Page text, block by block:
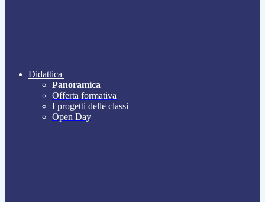
Didattica
Panoramica
Offerta formativa
I progetti delle classi
Open Day